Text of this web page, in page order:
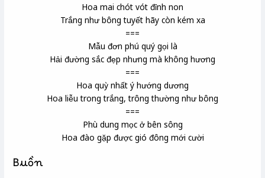
Hoa mai chót vót đỉnh non
Trắng như bông tuyết hãy còn kém xa
===
Mẫu đơn phú quý gọi là
Hải đường sắc đẹp nhưng mà không hương
===
Hoa quỳ nhất ý hướng dương
Hoa liễu trong trắng, trông thường như bông
===
Phù dung mọc ở bên sông
Hoa đào gặp được gió đông mới cười
Buồn